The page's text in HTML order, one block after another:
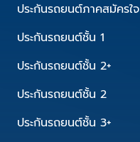
ประกันรถยนต์ภาคสมัครใจ
ประกันรถยนต์ชั้น 1
ประกันรถยนต์ชั้น 2+
ประกันรถยนต์ชั้น 2
ประกันรถยนต์ชั้น 3+